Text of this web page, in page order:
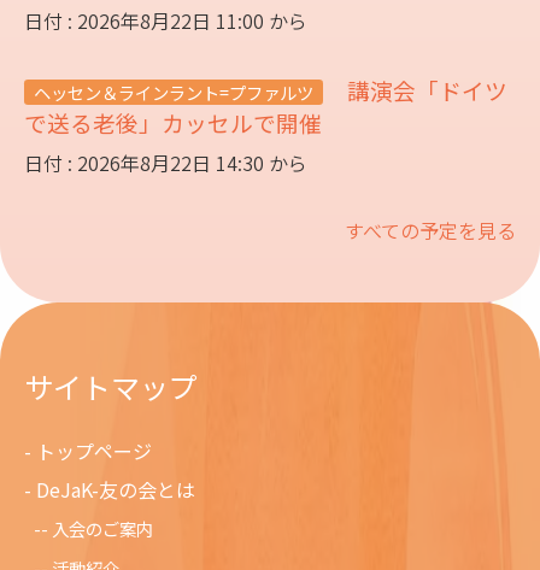
日付 : 2026年8月22日 11:00 から
ヘッセン＆ラインラント=プファルツ
講演会「ドイツ
で送る老後」カッセルで開催
日付 : 2026年8月22日 14:30 から
すべての予定を見る
サイトマップ
トップページ
DeJaK-友の会とは
入会のご案内